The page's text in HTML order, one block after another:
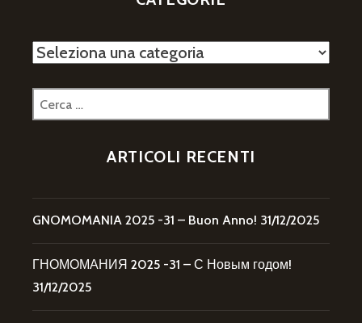
Categorie
Ricerca
per:
ARTICOLI RECENTI
GNOMOMANIA 2025 -31 – Buon Anno! 31/12/2025
ГНОМОМАНИЯ 2025 -31 – С Новым годом!
31/12/2025